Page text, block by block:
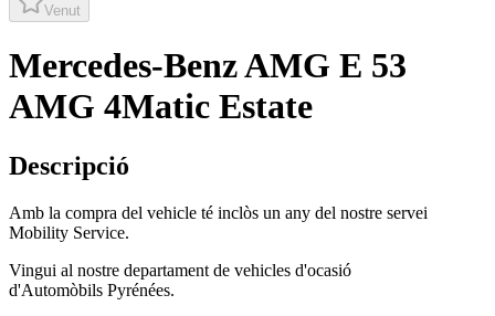
Venut
Mercedes-Benz AMG E 53
AMG 4Matic Estate
Descripció
Amb la compra del vehicle té inclòs un any del nostre servei
Mobility Service.
Vingui al nostre departament de vehicles d'ocasió
d'Automòbils Pyrénées.